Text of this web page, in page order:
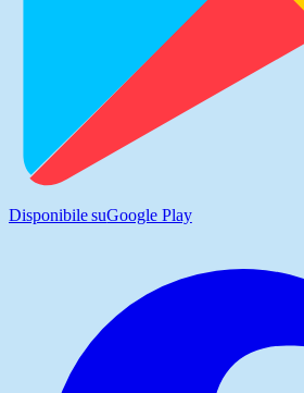
Disponibile suGoogle Play